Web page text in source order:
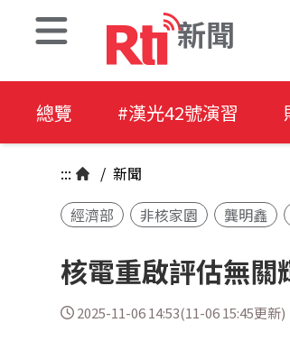
新聞
總覽 #漢光42號演習
::: / 新聞
經濟部
非核家園 龔明鑫
核電重啟評估無關
2025-11-06 14:53(11-06 15:45更新)